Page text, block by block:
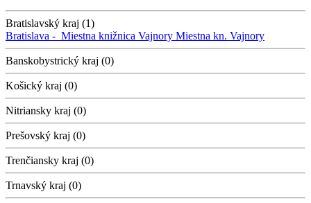
Bratislavský kraj (1)
Bratislava - Miestna knižnica Vajnory Miestna kn. Vajnory
Banskobystrický kraj (0)
Košický kraj (0)
Nitriansky kraj (0)
Prešovský kraj (0)
Trenčiansky kraj (0)
Trnavský kraj (0)